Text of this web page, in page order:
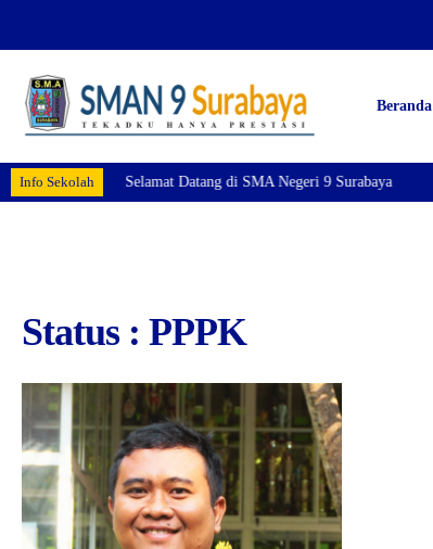
Beranda
Info Sekolah Selamat Datang di SMA Negeri 9 Surabaya
Status : PPPK